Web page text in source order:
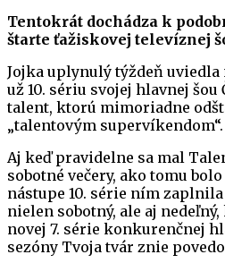
Tentokrát dochádza k
štarte ťažiskovej televíznej
Jojka uplynulý týždeň
už 10. sériu svojej hlavnej šou
talent, ktorú mimoriadne
„talentovým supervíkendom“.
Aj keď pravidelne sa mal
sobotné večery, ako tomu
nástupe 10. série ním
nielen sobotný, ale aj
novej 7. série konkurenčnej
sezóny Tvoja tvár znie